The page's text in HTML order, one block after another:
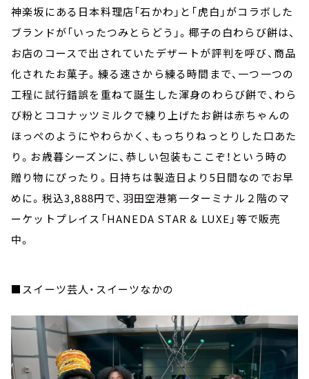
神楽坂にある日本料理店「石かわ」と「虎白」がコラボした
ブランドが「いったつみとらどう」。椰子の白わらび餅は、
お店のコースで出されていたデザートが評判を呼び、商品
化されたお菓子。練る速さから練る時間まで、一つ一つの
工程に試行錯誤を重ねて誕生した渾身のわらび餅で、わら
び粉とココナッツミルクで練り上げたお餅は赤ちゃんの
ほっぺのようにやわらかく、もっちりねっとりした口あた
り。お歳暮シーズンに、恭しい包装もここぞ！という時の
贈り物にぴったり。日持ちは製造日より5日間なのでお早
めに。税込3,888円で、羽田空港第一ターミナル２階のマ
ーケットプレイス「HANEDA STAR & LUXE」等で販売
中。
■スイーツ芸人・スイーツなかの